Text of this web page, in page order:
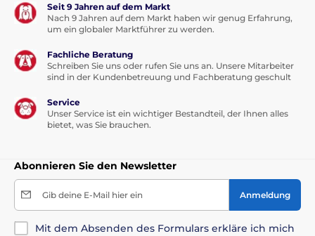
Seit 9 Jahren auf dem Markt
Nach 9 Jahren auf dem Markt haben wir genug Erfahrung,
um ein globaler Marktführer zu werden.
Fachliche Beratung
Schreiben Sie uns oder rufen Sie uns an. Unsere Mitarbeiter
sind in der Kundenbetreuung und Fachberatung geschult
Service
Unser Service ist ein wichtiger Bestandteil, der Ihnen alles
bietet, was Sie brauchen.
Abonnieren Sie den Newsletter
Gib deine E-Mail hier ein Anmeldung
Mit dem Absenden des Formulars erkläre ich mich